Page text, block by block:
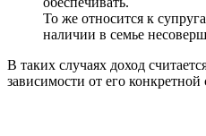
То же относится к
наличии в семье
В таких случаях доход
зависимости от его